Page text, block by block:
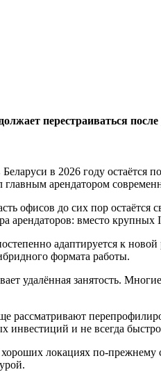
перестраиваться
в 2026 году остаётся
арендатором
офисов до сих пор
арендаторов: вместо
адаптируется к
формата работы.
удалённая занятость.
рассматривают
инвестиций и не всегда
локациях по-прежнему